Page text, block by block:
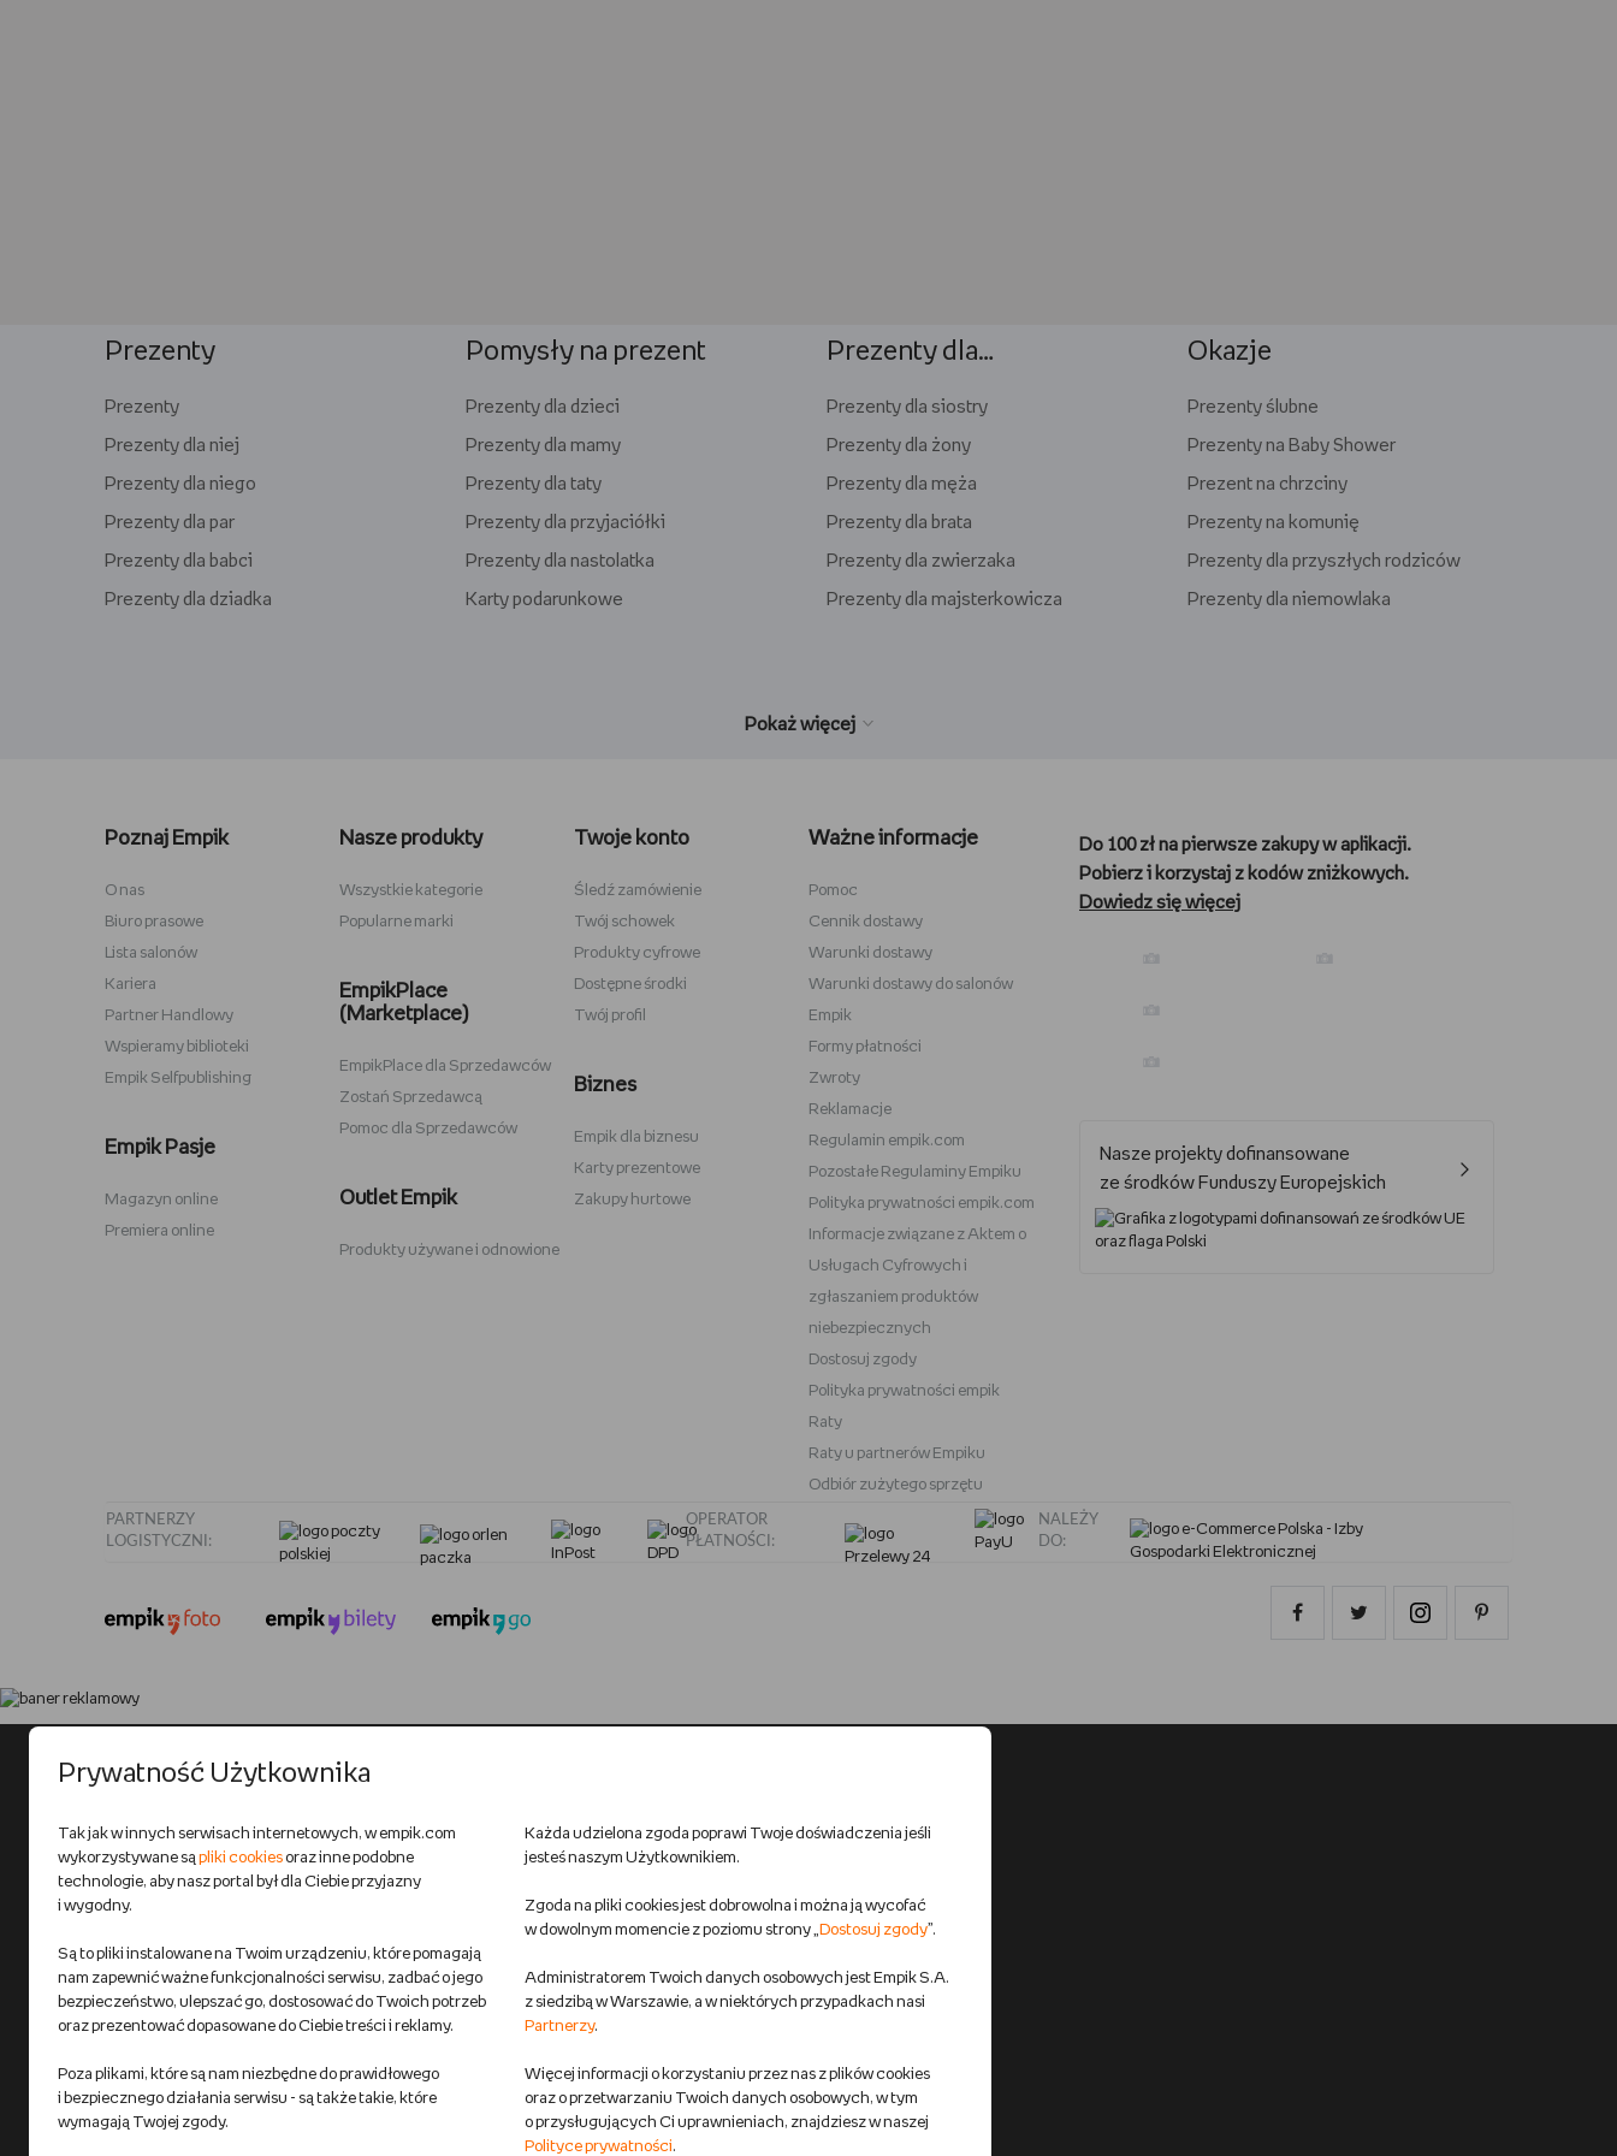
Prezenty
Prezenty
Prezenty dla niej
Prezenty dla niego
Prezenty dla par
Prezenty dla babci
Prezenty dla dziadka
Pomysły na prezent
Prezenty dla dzieci
Prezenty dla mamy
Prezenty dla taty
Prezenty dla przyjaciółki
Prezenty dla nastolatka
Karty podarunkowe
Prezenty dla…
Prezenty dla siostry
Prezenty dla żony
Prezenty dla męża
Prezenty dla brata
Prezenty dla zwierzaka
Prezenty dla majsterkowicza
Okazje
Prezenty ślubne
Prezenty na Baby Shower
Prezent na chrzciny
Prezenty na komunię
Prezenty dla przyszłych rodziców
Prezenty dla niemowlaka
Karta podarunkowa Steam
Lampki do czytania
Antyramy
Tablety dla dzieci
Zestawy do szkicowania
Star Wars
Władca Pierścieni
Prezenty dla kibica
Prezenty dla biegacza
Zabawki Psi Patrol
Sodastream
Victoria's Secret
Under Armour
Baby Bjorn
Oral-B iO
Play-Doh
Jak oglądać Marvela?
Jak grać w UNO?
Kalendarz świąt nietypowych
Poznaj Empik
O nas
Biuro prasowe
Lista salonów
Kariera
Partner Handlowy
Wspieramy biblioteki
Empik Selfpublishing
Empik Pasje
Magazyn online
Premiera online
Nasze produkty
Wszystkie kategorie
Popularne marki
EmpikPlace
(Marketplace)
EmpikPlace dla Sprzedawców
Zostań Sprzedawcą
Pomoc dla Sprzedawców
Outlet Empik
Produkty używane i odnowione
Twoje konto
Śledź zamówienie
Twój schowek
Produkty cyfrowe
Dostępne środki
Twój profil
Biznes
Empik dla biznesu
Karty prezentowe
Zakupy hurtowe
Ważne informacje
Pomoc
Cennik dostawy
Warunki dostawy
Warunki dostawy do salonów
Empik
Formy płatności
Zwroty
Reklamacje
Regulamin empik.com
Pozostałe Regulaminy Empiku
Polityka prywatności empik.com
Informacje związane z Aktem o
Usługach Cyfrowych i
zgłaszaniem produktów
niebezpiecznych
Dostosuj zgody
Polityka prywatności empik
Raty
Raty u partnerów Empiku
Odbiór zużytego sprzętu
Do 100 zł na pierwsze zakupy w aplikacji.
Pobierz i korzystaj z kodów zniżkowych.
Dowiedz się więcej
Nasze projekty dofinansowane
ze środków Funduszy Europejskich
PARTNERZY
LOGISTYCZNI:
OPERATOR
PŁATNOŚCI:
NALEŻY
DO:
Prywatność Użytkownika
Tak jak w innych serwisach internetowych, w empik.com
wykorzystywane sąpliki cookiesoraz inne podobne
technologie, aby nasz portal był dla Ciebie przyjazny
i wygodny.
Są to pliki instalowane na Twoim urządzeniu, które pomagają
nam zapewnić ważne funkcjonalności serwisu, zadbać o jego
bezpieczeństwo, ulepszać go, dostosować do Twoich potrzeb
oraz prezentować dopasowane do Ciebie treści i reklamy.
Poza plikami, które są nam niezbędne do prawidłowego
i bezpiecznego działania serwisu - są także takie, które
wymagają Twojej zgody.
Każda udzielona zgoda poprawi Twoje doświadczenia jeśli
jesteś naszym Użytkownikiem.
Zgoda na pliki cookies jest dobrowolna i można ją wycofać
w dowolnym momencie z poziomu strony „ Dostosuj zgody”.
Administratorem Twoich danych osobowych jest Empik S.A.
z siedzibą w Warszawie, a w niektórych przypadkach nasi
Partnerzy.
Więcej informacji o korzystaniu przez nas z plików cookies
oraz o przetwarzaniu Twoich danych osobowych, w tym
o przysługujących Ci uprawnieniach, znajdziesz w naszej
Polityce prywatności.